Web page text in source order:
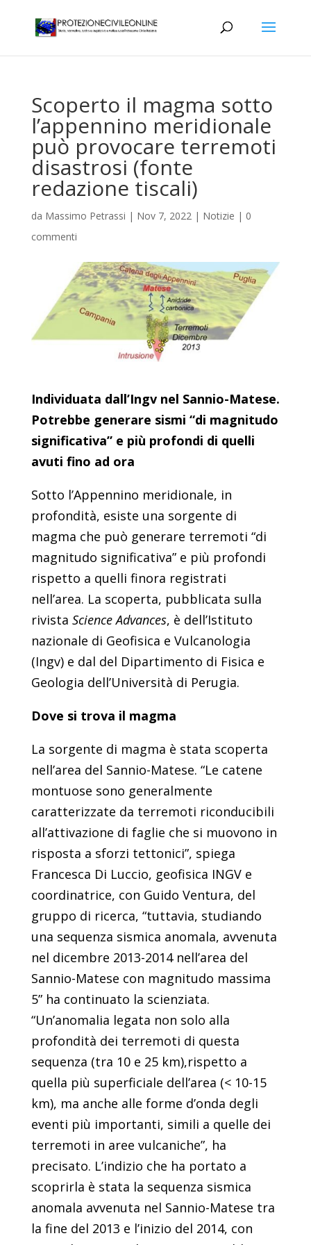
Scoperto il magma sotto
l’appennino meridionale
può provocare terremoti
disastrosi (fonte
redazione tiscali)
da Massimo Petrassi | Nov 7, 2022| Notizie | 0
commenti
Individuata dall’Ingv nel Sannio-Matese.
Potrebbe generare sismi “di magnitudo
significativa” e più profondi di quelli
avuti fino ad ora
Sotto l’Appennino meridionale, in
profondità, esiste una sorgente di
magma che può generare terremoti “di
magnitudo significativa” e più profondi
rispetto a quelli finora registrati
nell’area. La scoperta, pubblicata sulla
rivista Science Advances, è dell’Istituto
nazionale di Geofisica e Vulcanologia
(Ingv) e dal del Dipartimento di Fisica e
Geologia dell’Università di Perugia.
Dove si trova il magma
La sorgente di magma è stata scoperta
nell’area del Sannio-Matese. “Le catene
montuose sono generalmente
caratterizzate da terremoti riconducibili
all’attivazione di faglie che si muovono in
risposta a sforzi tettonici”, spiega
Francesca Di Luccio, geofisica INGV e
coordinatrice, con Guido Ventura, del
gruppo di ricerca, “tuttavia, studiando
una sequenza sismica anomala, avvenuta
nel dicembre 2013-2014 nell’area del
Sannio-Matese con magnitudo massima
5” ha continuato la scienziata.
“Un’anomalia legata non solo alla
profondità dei terremoti di questa
sequenza (tra 10 e 25 km),rispetto a
quella più superficiale dell’area (< 10-15
km), ma anche alle forme d’onda degli
eventi più importanti, simili a quelle dei
terremoti in aree vulcaniche”, ha
precisato. L’indizio che ha portato a
scoprirla è stata la sequenza sismica
anomala avvenuta nel Sannio-Matese tra
la fine del 2013 e l’inizio del 2014, con